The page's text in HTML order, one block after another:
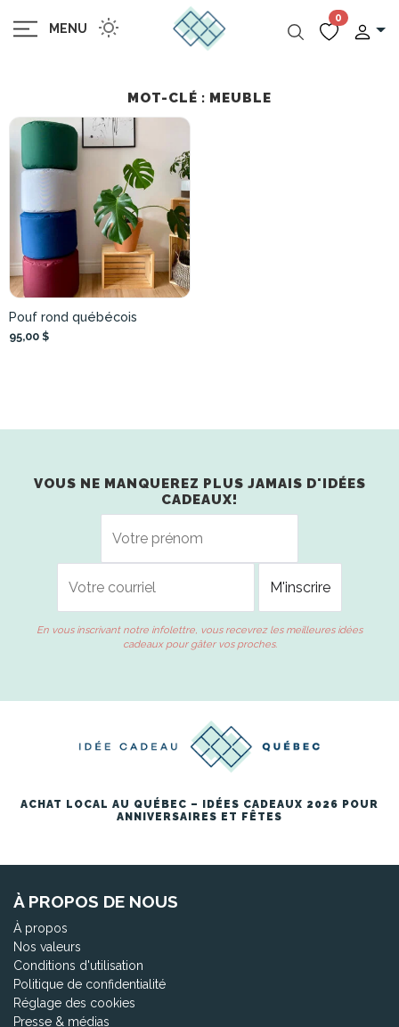
MENU
0
MOT-CLÉ : MEUBLE
Pouf rond québécois
95,00 $
VOUS NE MANQUEREZ PLUS JAMAIS D'IDÉES
CADEAUX!
En vous inscrivant notre infolettre, vous recevrez les meilleures idées
cadeaux pour gâter vos proches.
ACHAT LOCAL AU QUÉBEC – IDÉES CADEAUX 2026 POUR
ANNIVERSAIRES ET FÊTES
À PROPOS DE NOUS
À propos
Nos valeurs
Conditions d'utilisation
Politique de confidentialité
Réglage des cookies
Presse & médias